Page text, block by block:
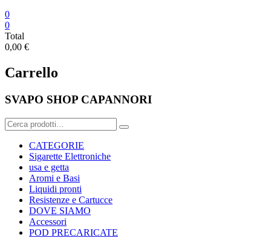
0
0
Total
0,00 €
Carrello
SVAPO SHOP CAPANNORI
Cerca:
CATEGORIE
Sigarette Elettroniche
usa e getta
Aromi e Basi
Liquidi pronti
Resistenze e Cartucce
DOVE SIAMO
Accessori
POD PRECARICATE